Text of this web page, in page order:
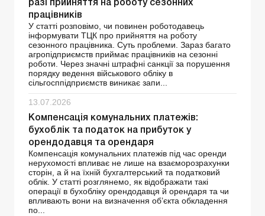
разі прийняття на роботу сезонних
працівників
У статті розповімо, чи повинен роботодавець
інформувати ТЦК про прийняття на роботу
сезонного працівника. Суть проблеми. Зараз багато
агропідприємств приймає працівників на сезонні
роботи. Через значні штрафні санкції за порушення
порядку ведення військового обліку в
сільгосппідприємств виникає запи...
13.07.2026
Компенсація комунальних платежів:
бухоблік та податок на прибуток у
орендодавця та орендаря
Компенсація комунальних платежів під час оренди
нерухомості впливає не лише на взаєморозрахунки
сторін, а й на їхній бухгалтерський та податковий
облік. У статті розглянемо, як відображати такі
операції в бухобліку орендодавця й орендаря та чи
впливають вони на визначення об’єкта обкладення
по...